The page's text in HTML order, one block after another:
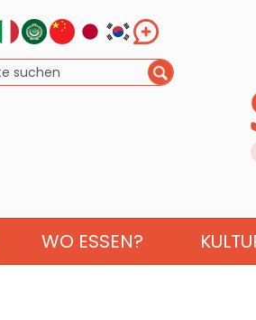
WO ESSEN?